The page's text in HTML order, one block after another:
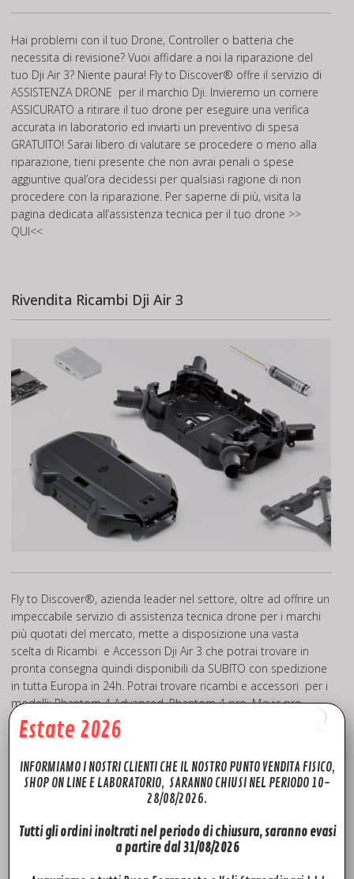
Hai problemi con il tuo Drone, Controller o batteria che
necessita di revisione? Vuoi affidare a noi la riparazione del
tuo Dji Air 3? Niente paura! Fly to Discover® offre il servizio di
ASSISTENZA DRONE per il marchio Dji. Invieremo un corriere
ASSICURATO a ritirare il tuo drone per eseguire una verifica
accurata in laboratorio ed inviarti un preventivo di spesa
GRATUITO! Sarai libero di valutare se procedere o meno alla
riparazione, tieni presente che non avrai penali o spese
aggiuntive qual’ora decidessi per qualsiasi ragione di non
procedere con la riparazione. Per saperne di più, visita la
pagina dedicata all’assistenza tecnica per il tuo drone >>
QUI<<
Rivendita Ricambi Dji Air 3
Fly to Discover®, azienda leader nel settore, oltre ad offrire un
impeccabile servizio di assistenza tecnica drone per i marchi
più quotati del mercato, mette a disposizione una vasta
scelta di Ricambi e Accessori Dji Air 3 che potrai trovare in
pronta consegna quindi disponibili da SUBITO con spedizione
in tutta Europa in 24h. Potrai trovare ricambi e accessori per i
modelli: Phantom 4 Advanced, Phantom 4 pro, Mavic pro,
Mavic mini, Dji Mini 2, Mini 3 PRO, Mini 4 PRO, Mavic 2, Mavic 3,
Mavic AIR, Mavic AIR 2, Spark, Inspire 2, Dji FPV, Dji Mini SE, Dji
chiedercelo, troveremo il modo per soddisfare le tue richieste!
Fly To Discover® Rivenditore Dji Autorizzato
Estate 2026
INFORMIAMO I NOSTRI CLIENTI CHE IL NOSTRO PUNTO VENDITA FISICO,
SHOP ON LINE E LABORATORIO, SARANNO CHIUSI NEL PERIODO 10-
28/08/2026.
Tutti gli ordini inoltrati nel periodo di chiusura, saranno evasi
a partire dal 31/08/2026